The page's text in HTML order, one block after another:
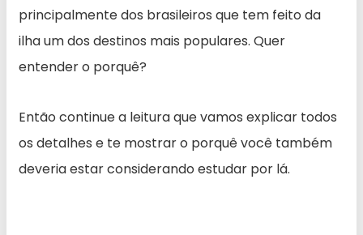
principalmente dos brasileiros que tem feito da
ilha um dos destinos mais populares. Quer
entender o porquê?
Então continue a leitura que vamos explicar todos
os detalhes e te mostrar o porquê você também
deveria estar considerando estudar por lá.